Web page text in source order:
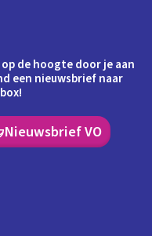
de hoogte door je aan
een nieuwsbrief naar
Nieuwsbrief VO